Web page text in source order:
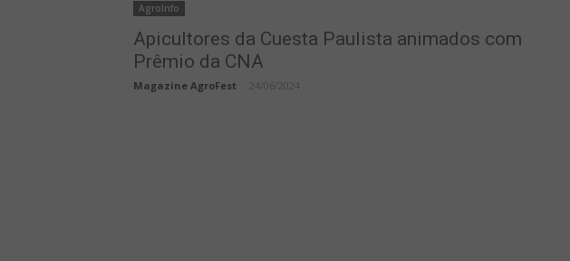
AgroInfo
Apicultores da Cuesta Paulista animados com
Prêmio da CNA
Magazine AgroFest 24/06/2024